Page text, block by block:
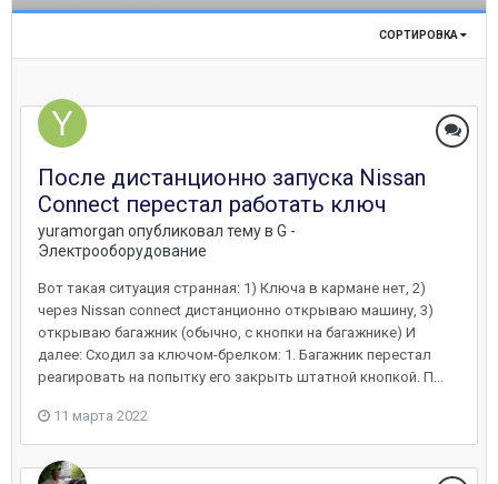
СОРТИРОВКА
После дистанционно запуска Nissan
Connect перестал работать ключ
yuramorgan опубликовал тему в G -
Электрооборудование
Вот такая ситуация странная: 1) Ключа в кармане нет, 2)
через Nissan connect дистанционно открываю машину, 3)
открываю багажник (обычно, с кнопки на багажнике) И
далее: Сходил за ключом-брелком: 1. Багажник перестал
реагировать на попытку его закрыть штатной кнопкой. П...
11 марта 2022